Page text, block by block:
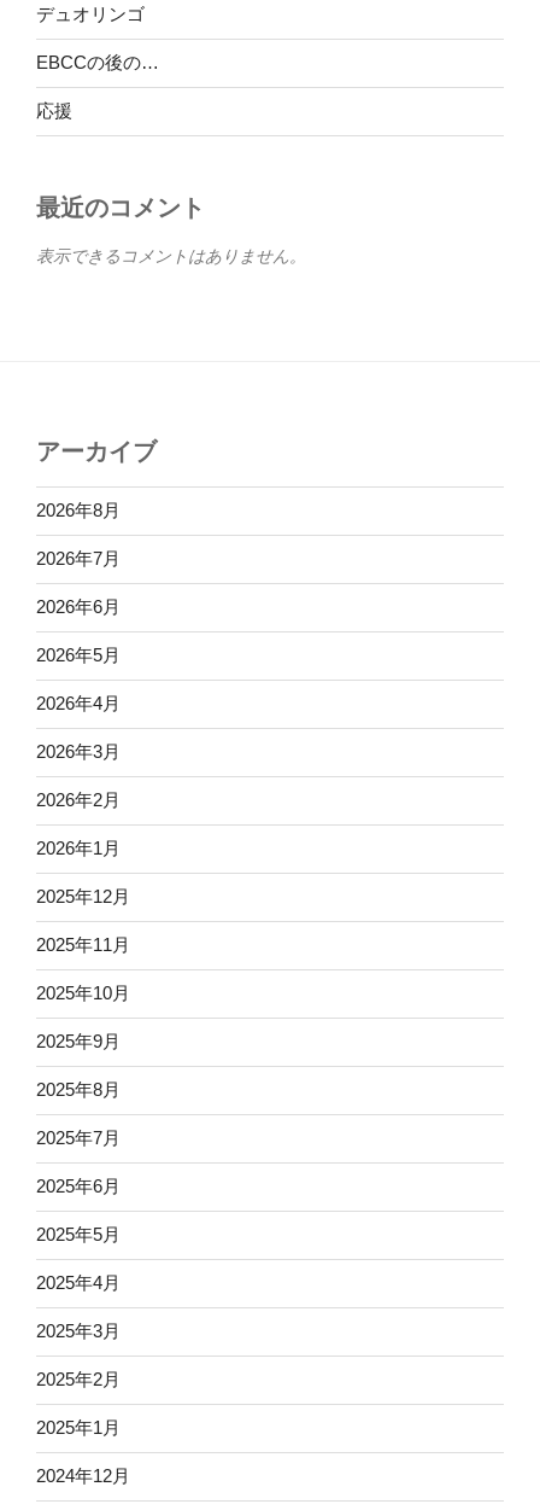
デュオリンゴ
EBCCの後の…
応援
最近のコメント
表示できるコメントはありません。
アーカイブ
2026年8月
2026年7月
2026年6月
2026年5月
2026年4月
2026年3月
2026年2月
2026年1月
2025年12月
2025年11月
2025年10月
2025年9月
2025年8月
2025年7月
2025年6月
2025年5月
2025年4月
2025年3月
2025年2月
2025年1月
2024年12月